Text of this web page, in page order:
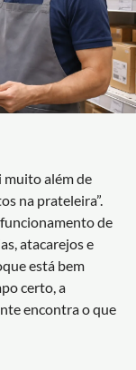
muito além de
na prateleira”.
de
atacarejos e
está bem
certo, a
encontra o que